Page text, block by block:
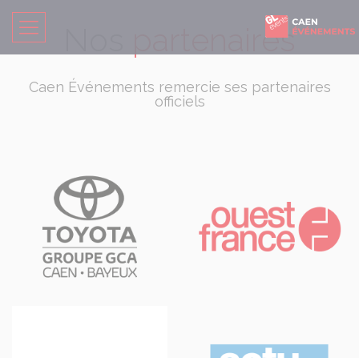
partenaires
Caen Événements remercie ses partenaires
officiels